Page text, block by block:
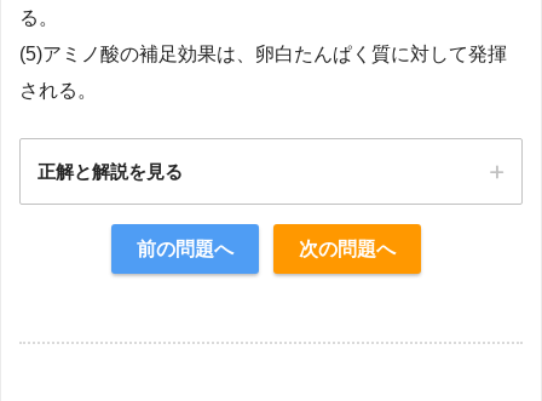
る。
(5)アミノ酸の補足効果は、卵白たんぱく質に対して発揮
される。
正解と解説を見る
前の問題へ 次の問題へ